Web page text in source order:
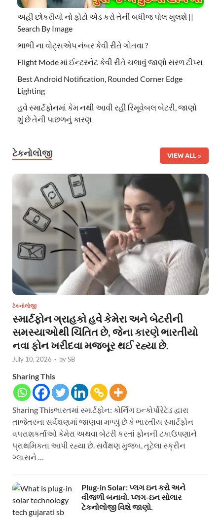
અહી છોકરીયો નો ફોટો એડ કરો તેની બધીજ પોલ ખુલશે ||
Search By Image
ભાભી ના વોટ્સએપ નંબર કેવી રીતે ગોતવા ?
Flight Mode માં ઈન્ટરનેટ કેવી રીતે ચલાવું જાણો સરળ ટીપ્સ
Best Android Notification, Rounded Corner Edge
Lighting
હવે સ્માર્ટફોનમાં કેમ નથી આવી રહી રિમૂવેબલ બેટરી, જાણો
શું છે તેની પાછળનું કારણ
ટેકનોલોજી VIEW ALL
ટેકનોલોજી
સ્માર્ટફોન ગ્રાહકો હવે કેમેરા અને બેટરીની
સમસ્યાઓથી ચિંતિત છે, જેના કારણે ભારતીયો
નવા ફોન ખરીદવા મજબૂર થઈ રહ્યા છે.
July 10, 2026 - bySB
Sharing This
Sharing Thisભારતમાં સ્માર્ટફોન: કોર્નિંગ ઇન્કોર્પોરેટેડ દ્વારા
તાજેતરના સર્વેક્ષણમાં જાણવા મળ્યું છે કે ભારતીય સ્માર્ટફોન
વપરાશકર્તાઓ કેમેરા અથવા બેટરી કરતાં ફોનની ટકાઉપણાને
પ્રાથમિકતા આપી રહ્યા છે. સર્વેક્ષણ મુજબ, તૂટેલા સ્ક્રીન
ગ્લાસને …
Plug-in Solar: પ્લગ ઇન કરો અને
વીજળી બનાવો. પ્લગ-ઇન સોલાર
ટેકનોલોજી વિશે જાણો.